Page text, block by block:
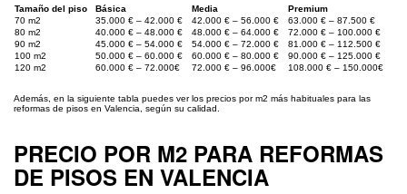
Tamaño del piso Básica Media
Premium
70 m2
35.000 € – 42.000 € 42.000 € – 56.000 €
63.000 € – 87.500 €
80 m2
40.000 € – 48.000 € 48.000 € – 64.000 €
72.000 € – 100.000 €
90 m2
45.000 € – 54.000 € 54.000 € – 72.000 €
81.000 € – 112.500 €
100 m2
50.000 € – 60.000 € 60.000 € – 80.000 €
90.000 € – 125.000 €
120 m2
60.000 € – 72.000€ 72.000 € – 96.000€ 108.000 € – 150.000€
Además, en la siguiente tabla puedes ver los precios por m2 más habituales para las
reformas de pisos en Valencia, según su calidad.
PRECIO POR M2 PARA REFORMAS
DE PISOS EN VALENCIA